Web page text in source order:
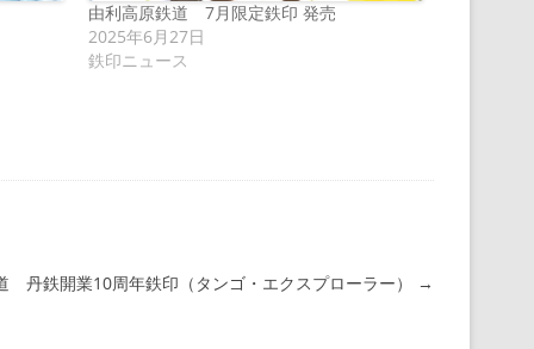
由利高原鉄道 7月限定鉄印 発売
2025年6月27日
鉄印ニュース
丹鉄開業10周年鉄印（タンゴ・エクスプローラー） →